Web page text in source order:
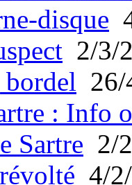
disque
2/3/
bordel
: Info
Sartre 2/
4/